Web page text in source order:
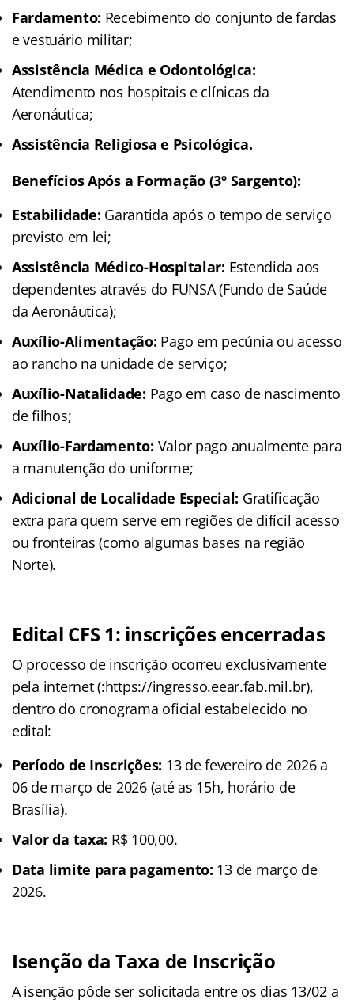
Fardamento: Recebimento do conjunto de fardas
e vestuário militar;
Assistência Médica e Odontológica:
Atendimento nos hospitais e clínicas da
Aeronáutica;
Assistência Religiosa e Psicológica.
Benefícios Após a Formação (3º Sargento):
Estabilidade: Garantida após o tempo de serviço
previsto em lei;
Assistência Médico-Hospitalar: Estendida aos
dependentes através do FUNSA (Fundo de Saúde
da Aeronáutica);
Auxílio-Alimentação: Pago em pecúnia ou acesso
ao rancho na unidade de serviço;
Auxílio-Natalidade: Pago em caso de nascimento
de filhos;
Auxílio-Fardamento: Valor pago anualmente para
a manutenção do uniforme;
Adicional de Localidade Especial: Gratificação
extra para quem serve em regiões de difícil acesso
ou fronteiras (como algumas bases na região
Norte).
Edital CFS 1: inscrições encerradas
O processo de inscrição ocorreu exclusivamente
pela internet (:https://ingresso.eear.fab.mil.br),
dentro do cronograma oficial estabelecido no
edital:
Período de Inscrições: 13 de fevereiro de 2026 a
06 de março de 2026 (até as 15h, horário de
Brasília).
Valor da taxa: R$ 100,00.
Data limite para pagamento: 13 de março de
2026.
Isenção da Taxa de Inscrição
A isenção pôde ser solicitada entre os dias 13/02 a